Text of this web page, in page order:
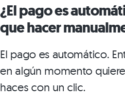
¿El pago es
que hacer
El pago es automático.
en algún momento
haces con un clic.